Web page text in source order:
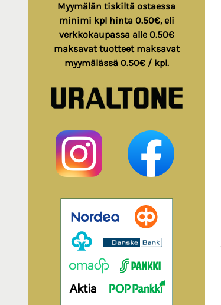
Myymälän tiskiltä ostaessa
minimi kpl hinta 0.50€, eli
verkkokaupassa alle 0.50€
maksavat tuotteet maksavat
myymälässä 0.50€ / kpl.